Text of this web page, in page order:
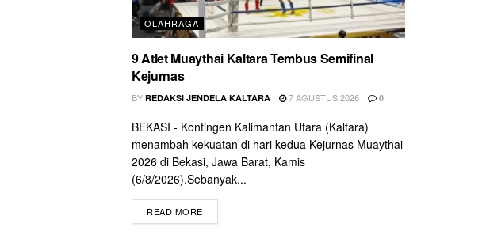
OLAHRAGA
9 Atlet Muaythai Kaltara Tembus Semifinal
Kejurnas
BY REDAKSI JENDELA KALTARA 7 AGUSTUS 2026 0
BEKASI - Kontingen Kalimantan Utara (Kaltara)
menambah kekuatan di hari kedua Kejurnas Muaythai
2026 di Bekasi, Jawa Barat, Kamis
(6/8/2026).Sebanyak...
READ MORE